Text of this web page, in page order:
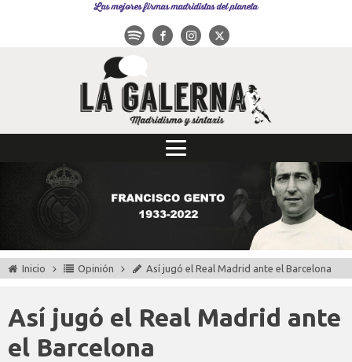
Las mejores firmas madridistas del planeta
Inicio Opinión Así jugó el Real Madrid ante el Barcelona
Así jugó el Real Madrid ante
el Barcelona